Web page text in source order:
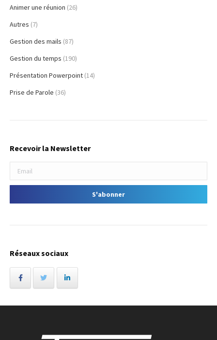
Animer une réunion (26)
Autres (7)
Gestion des mails (87)
Gestion du temps (190)
Présentation Powerpoint (14)
Prise de Parole (36)
Recevoir la Newsletter
Réseaux sociaux